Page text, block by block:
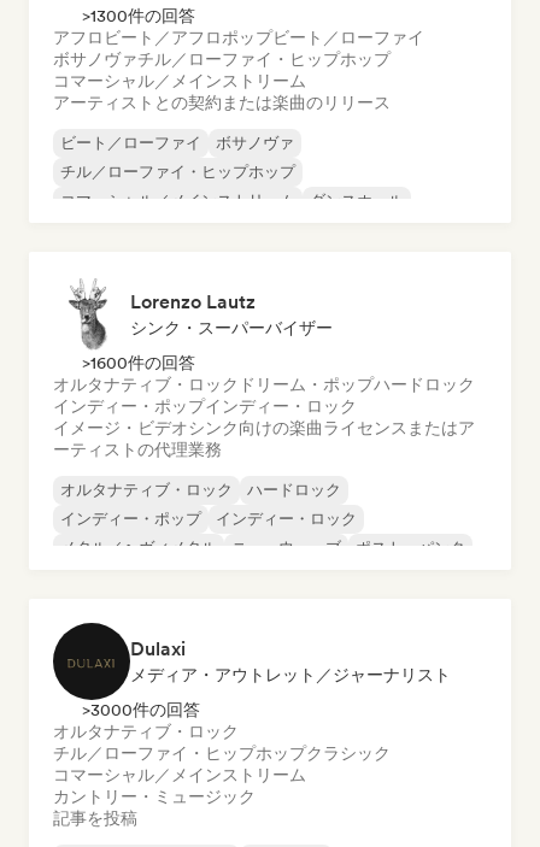
>1300件の回答
アフロビート／アフロポップビート／ローファイ
ボサノヴァチル／ローファイ・ヒップホップ
コマーシャル／メインストリーム
アーティストとの契約または楽曲のリリース
ビート／ローファイ
ボサノヴァ
チル／ローファイ・ヒップホップ
コマーシャル／メインストリーム
ダンスホール
Lorenzo Lautz
シンク・スーパーバイザー
>1600件の回答
オルタナティブ・ロック ドリーム・ポップハードロック
インディー・ポップインディー・ロック
イメージ・ビデオシンク向けの楽曲ライセンスまたはア
ーティストの代理業務
オルタナティブ・ロック
ハードロック
インディー・ポップ
インディー・ロック
メタル／ヘヴィメタル
ニューウェーブ
ポスト・パンク
Dulaxi
メディア・アウトレット／ジャーナリスト
>3000件の回答
オルタナティブ・ロック
チル／ローファイ・ヒップホップクラシック
コマーシャル／メインストリーム
カントリー・ミュージック
記事を投稿